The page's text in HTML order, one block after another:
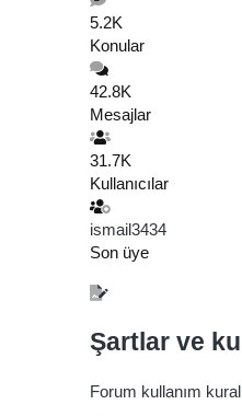
5.2K
Konular
42.8K
Mesajlar
31.7K
Kullanıcılar
ismail3434
Son üye
Şartlar ve
Forum kullanım